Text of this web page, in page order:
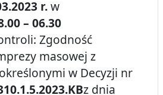
r.w
– 06.30
Zgodność
masowej z
w Decyzji nr
z dnia